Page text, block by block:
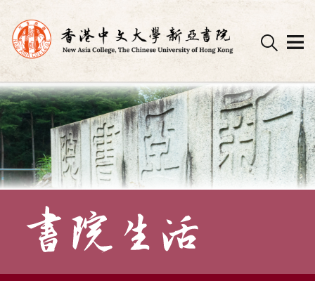
Skip
to
content